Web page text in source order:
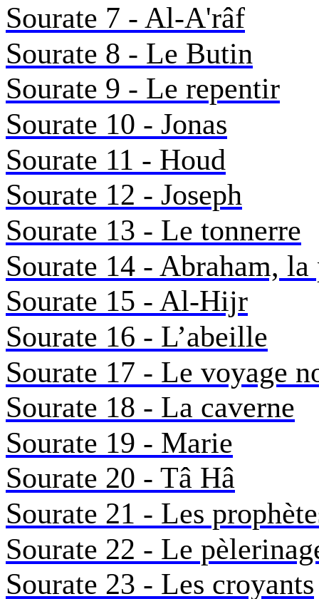
Sourate 7 - Al-A'râf
Sourate 8 - Le Butin
Sourate 9 - Le repentir
Sourate 10 - Jonas
Sourate 11 - Houd
Sourate 12 - Joseph
Sourate 13 - Le tonnerre
Sourate 14 - Abraham,
Sourate 15 - Al-Hijr
Sourate 16 - L’abeille
Sourate 17 - Le voyage
Sourate 18 - La caverne
Sourate 19 - Marie
Sourate 20 - Tâ Hâ
Sourate 21 - Les
Sourate 22 - Le
Sourate 23 - Les croyants